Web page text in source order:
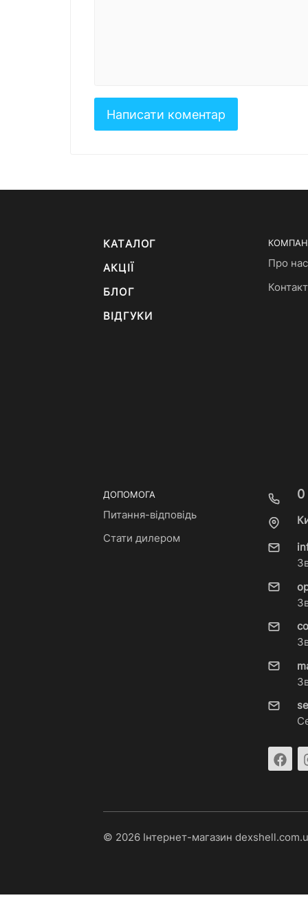
КАТАЛОГ
АКЦІЇ
БЛОГ
ВІДГУКИ
Про нас
ДОПОМОГА
Питання-відповідь
Стати дилером
0
© 2026 Інтернет-магазин